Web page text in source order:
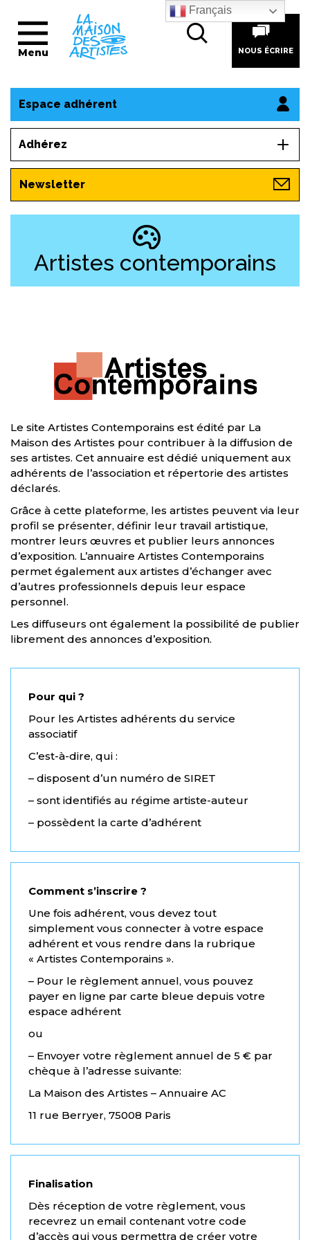
Menu NOUS ÉCRIRE
Espace adhérent
Adhérez
Newsletter
Artistes contemporains
Le site Artistes Contemporains est édité par La
Maison des Artistes pour contribuer à la diffusion de
ses artistes. Cet annuaire est dédié uniquement aux
adhérents de l’association et répertorie des artistes
déclarés.
Grâce à cette plateforme, les artistes peuvent via leur
profil se présenter, définir leur travail artistique,
montrer leurs œuvres et publier leurs annonces
d’exposition. L’annuaire Artistes Contemporains
permet également aux artistes d’échanger avec
d’autres professionnels depuis leur espace
personnel.
Les diffuseurs ont également la possibilité de publier
librement des annonces d’exposition.
Pour qui ?
Pour les Artistes adhérents du service
associatif
C’est-à-dire, qui :
– disposent d’un numéro de SIRET
– sont identifiés au régime artiste-auteur
– possèdent la carte d’adhérent
Comment s’inscrire ?
Une fois adhérent, vous devez tout
simplement vous connecter à votre espace
adhérent et vous rendre dans la rubrique
« Artistes Contemporains ».
– Pour le règlement annuel, vous pouvez
payer en ligne par carte bleue depuis votre
espace adhérent
ou
– Envoyer votre règlement annuel de 5 € par
chèque à l’adresse suivante:
La Maison des Artistes – Annuaire AC
11 rue Berryer, 75008 Paris
Finalisation
Dès réception de votre règlement, vous
recevrez un email contenant votre code
d’accès qui vous permettra de créer votre
Français